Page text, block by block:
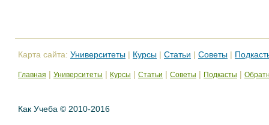
Карта сайта: Университеты | Курсы | Статьи | Советы |
Главная | Университеты | Курсы | Статьи | Советы | Подкасты |
Как Учеба © 2010-2016